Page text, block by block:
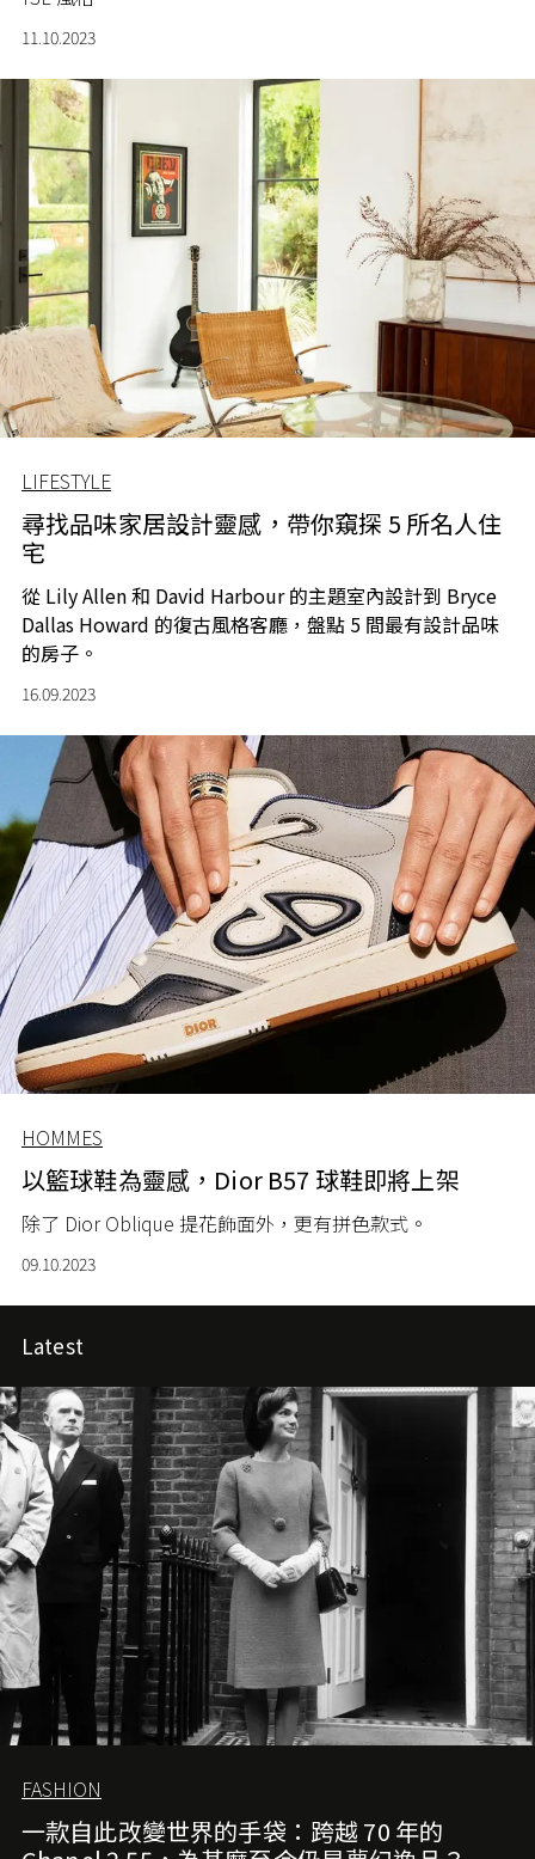
11.10.2023
LIFESTYLE
尋找品味家居設計靈感，帶你窺探 5 所名人住
宅
從 Lily Allen 和 David Harbour 的主題室內設計到 Bryce
Dallas Howard 的復古風格客廳，盤點 5 間最有設計品味
的房子。
16.09.2023
HOMMES
以籃球鞋為靈感，Dior B57 球鞋即將上架
除了 Dior Oblique 提花飾面外，更有拼色款式。
09.10.2023
Latest
FASHION
一款自此改變世界的手袋：跨越 70 年的